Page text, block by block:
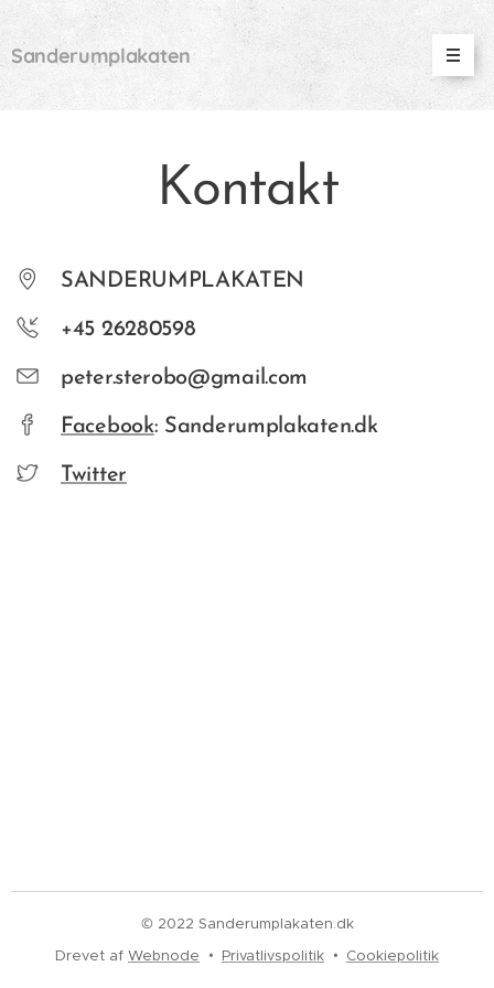
Sanderumplakaten
Kontakt
SANDERUMPLAKATEN
+45 26280598
peter.sterobo@gmail.com
Facebook: Sanderumplakaten.dk
Twitter
© 2022 Sanderumplakaten.dk
Drevet af Webnode Privatlivspolitik Cookiepolitik